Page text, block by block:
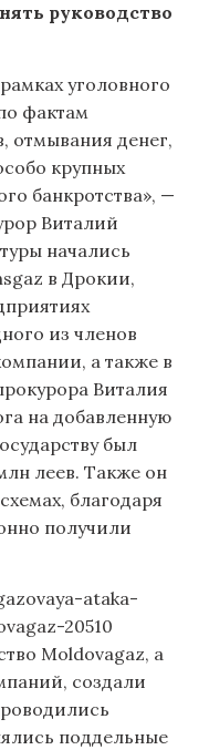
руководство
уголовного
фактам
отмывания денег,
крупных
банкротства», —
Виталий
начались
в Дрокии,
из членов
а также в
Виталия
на добавленную
был
леев. Также он
благодаря
получили
ataka-
20510
Moldovagaz, а
создали
поддельные